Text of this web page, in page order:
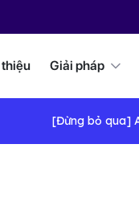
Giải pháp
[Đừng bỏ qua]